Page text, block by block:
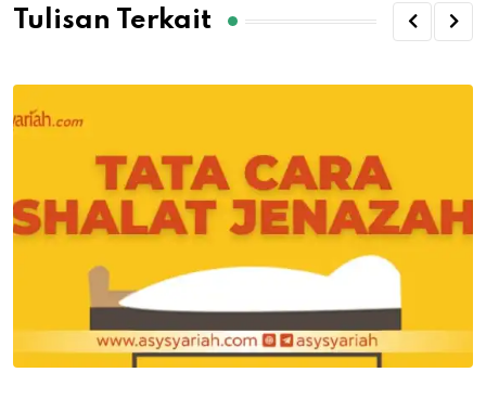
Tulisan Terkait